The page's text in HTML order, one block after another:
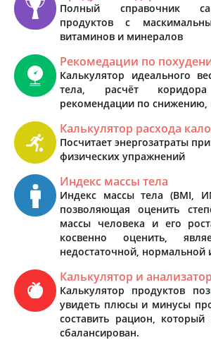
Полный справочник
продуктов с
витаминов и минералов
Рекомедации по
Калькулятор идеального
тела, расчёт коридора
рекомендации по снижению,
Калькулятор расхода
Посчитает энергозатраты
физических упражнений
Индекс массы тела
Индекс массы тела (BMI,
позволяющая оценить
массы человека и его
косвенно оценить,
недостаточной, нормальной
Калькулятор и
Калькулятор продуктов
увидеть плюсы и минусы
составить рацион,
сбалансирован.